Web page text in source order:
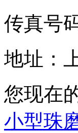
传真号
地址：
您现在
小型珠